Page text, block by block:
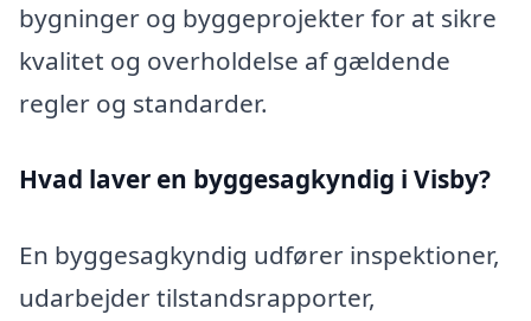
bygninger og byggeprojekter for at sikre
kvalitet og overholdelse af gældende
regler og standarder.
Hvad laver en byggesagkyndig i Visby?
En byggesagkyndig udfører inspektioner,
udarbejder tilstandsrapporter,